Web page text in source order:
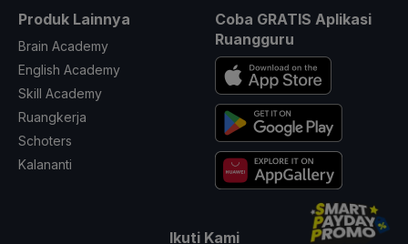
Produk Lainnya
Brain Academy
English Academy
Skill Academy
Ruangkerja
Schoters
Kalananti
Coba GRATIS Aplikasi
Ruangguru
Ikuti Kami